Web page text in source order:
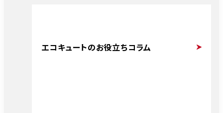
エコキュートのお役立ちコラム